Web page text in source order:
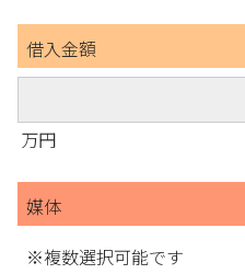
借入金額
万円
媒体
※複数選択可能です